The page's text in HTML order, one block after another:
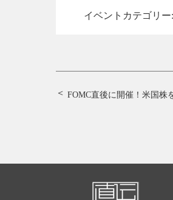
イベントカテゴリー:
FOMC直後に開催！ 米国株